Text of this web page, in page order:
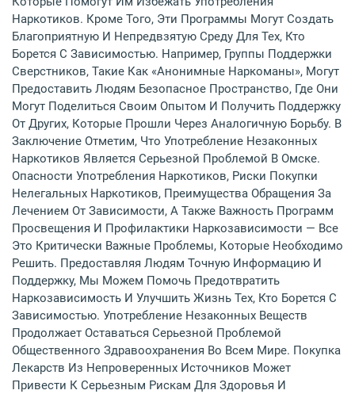
Наркотиков. Кроме Того, Эти Программы Могут Создать
Благоприятную И Непредвзятую Среду Для Тех, Кто
Борется С Зависимостью. Например, Группы Поддержки
Сверстников, Такие Как «Анонимные Наркоманы», Могут
Предоставить Людям Безопасное Пространство, Где Они
Могут Поделиться Своим Опытом И Получить Поддержку
От Других, Которые Прошли Через Аналогичную Борьбу. В
Заключение Отметим, Что Употребление Незаконных
Наркотиков Является Серьезной Проблемой В Омске.
Опасности Употребления Наркотиков, Риски Покупки
Нелегальных Наркотиков, Преимущества Обращения За
Лечением От Зависимости, А Также Важность Программ
Просвещения И Профилактики Наркозависимости — Все
Это Критически Важные Проблемы, Которые Необходимо
Решить. Предоставляя Людям Точную Информацию И
Поддержку, Мы Можем Помочь Предотвратить
Наркозависимость И Улучшить Жизнь Тех, Кто Борется С
Зависимостью. Употребление Незаконных Веществ
Продолжает Оставаться Серьезной Проблемой
Общественного Здравоохранения Во Всем Мире. Покупка
Лекарств Из Непроверенных Источников Может
Привести К Серьезным Рискам Для Здоровья И